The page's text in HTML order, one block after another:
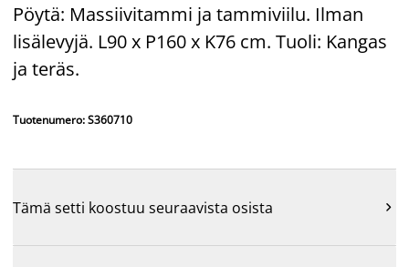
Pöytä: Massiivitammi ja tammiviilu. Ilman
lisälevyjä. L90 x P160 x K76 cm. Tuoli: Kangas
ja teräs.
Tuotenumero: S360710
Tämä setti koostuu seuraavista osista 